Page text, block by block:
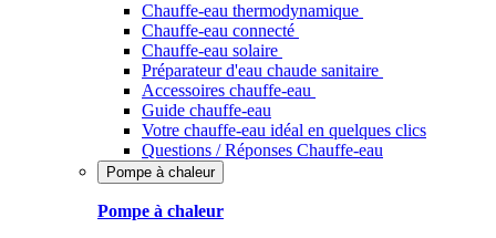
Chauffe-eau thermodynamique
Chauffe-eau connecté
Chauffe-eau solaire
Préparateur d'eau chaude sanitaire
Accessoires chauffe-eau
Guide chauffe-eau
Votre chauffe-eau idéal en quelques clics
Questions / Réponses Chauffe-eau
Pompe à chaleur
Pompe à chaleur